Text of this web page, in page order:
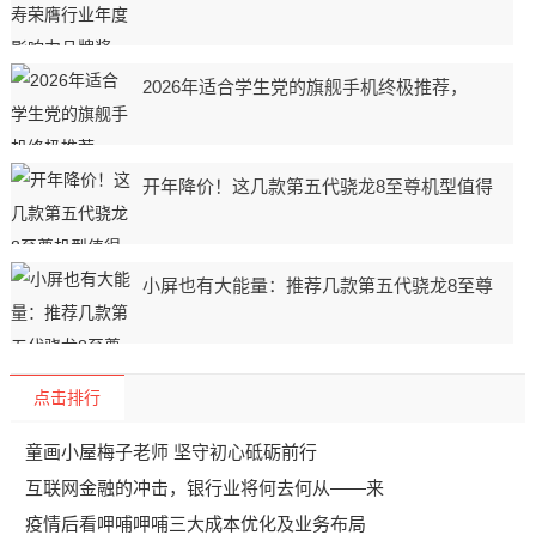
2026年适合学生党的旗舰手机终极推荐，
开年降价！这几款第五代骁龙8至尊机型值得
小屏也有大能量：推荐几款第五代骁龙8至尊
点击排行
童画小屋梅子老师 坚守初心砥砺前行
互联网金融的冲击，银行业将何去何从——来
疫情后看呷哺呷哺三大成本优化及业务布局